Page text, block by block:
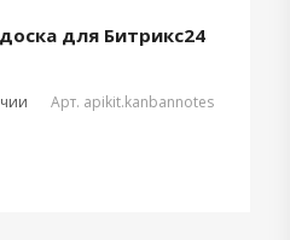
для Битрикс24
Арт. apikit.kanbannotes